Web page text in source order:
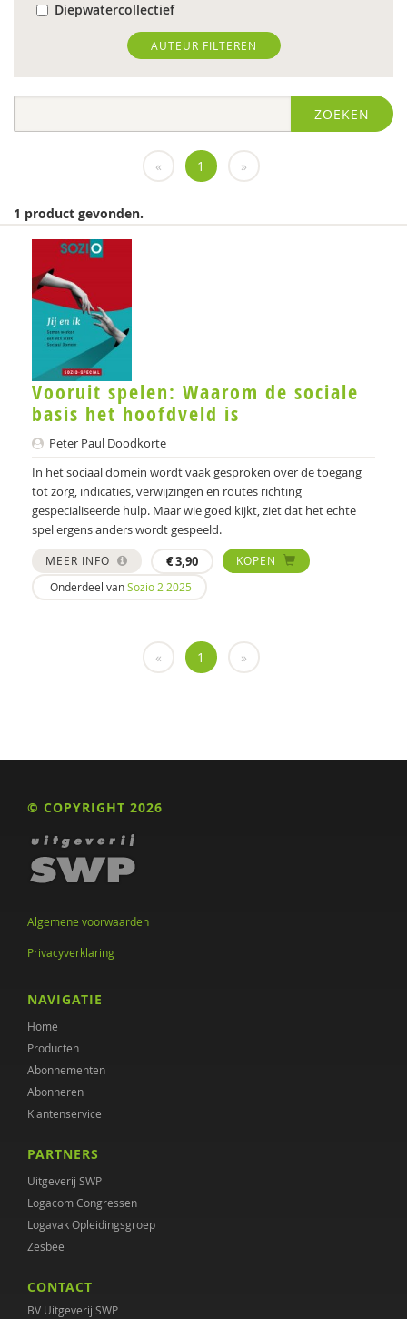
Diepwatercollectief
Diverse
Flenke
KNMG
Landelijk Kenniscentrum LVB
LIDIE
Medewerkers van het Psychiatrisch centrum Sint-
Amandus in Beernem
Movisie
MSW
Politie
psychiater
Jeugdautoriteit (JA)
Drs. A. Niewijk
Sebastian Abdallah
Ruud Abma
Anne Addink
Sheila Adjiembaks
Enikö agy
Marcel van Aken
AUTEUR FILTEREN
ZOEKEN
« 1 »
1 product gevonden.
Vooruit spelen: Waarom de sociale
basis het hoofdveld is
Peter Paul Doodkorte
In het sociaal domein wordt vaak gesproken over de toegang
tot zorg, indicaties, verwijzingen en routes richting
gespecialiseerde hulp. Maar wie goed kijkt, ziet dat het echte
spel ergens anders wordt gespeeld.
MEER INFO €3,90
KOPEN
Onderdeel vanSozio 2 2025
« 1 »
© COPYRIGHT 2026
Algemene voorwaarden
Privacyverklaring
NAVIGATIE
Home
Producten
Abonnementen
Abonneren
Klantenservice
PARTNERS
Uitgeverij SWP
Logacom Congressen
Logavak Opleidingsgroep
Zesbee
CONTACT
BV Uitgeverij SWP